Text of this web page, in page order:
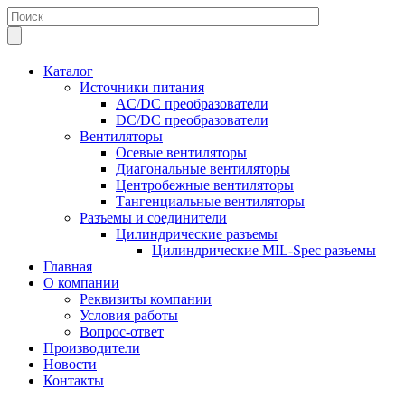
Каталог
Источники питания
AC/DC преобразователи
DC/DC преобразователи
Вентиляторы
Осевые вентиляторы
Диагональные вентиляторы
Центробежные вентиляторы
Тангенциальные вентиляторы
Разъемы и соединители
Цилиндрические разъемы
Цилиндрические MIL-Spec разъемы
Главная
О компании
Реквизиты компании
Условия работы
Вопрос-ответ
Производители
Новости
Контакты